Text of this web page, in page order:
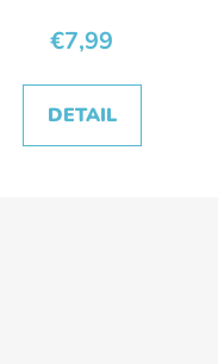
€7,99
DETAIL